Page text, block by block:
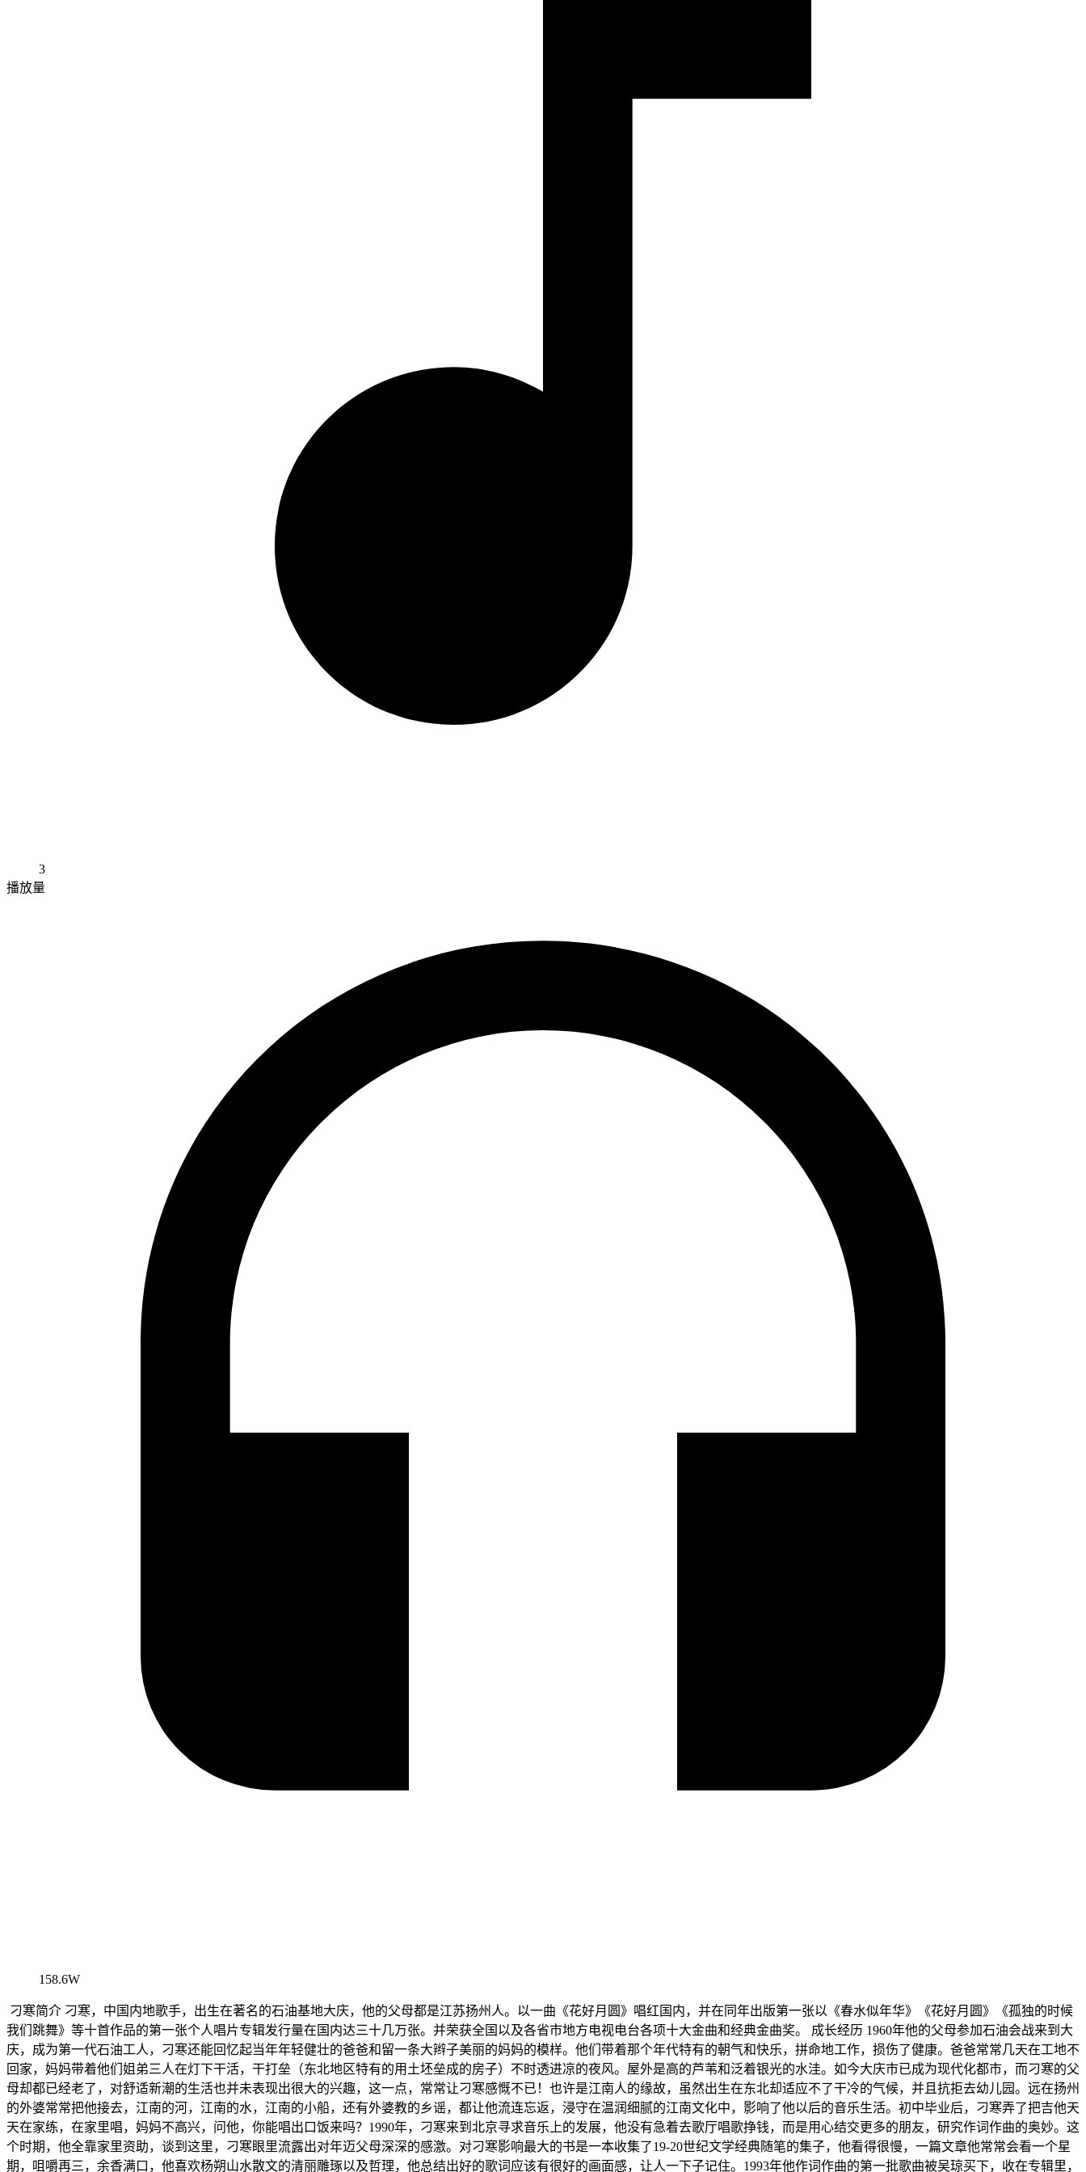
3
播放量
158.6W
刁寒简介 刁寒，中国内地歌手，出生在著名的石油基地大庆，他的父母都是江苏扬州人。以一曲《花好月圆》唱红国内，并在同年出版第一张以《春水似年华》《花好月圆》《孤独的时候
我们跳舞》等十首作品的第一张个人唱片专辑发行量在国内达三十几万张。并荣获全国以及各省市地方电视电台各项十大金曲和经典金曲奖。 成长经历 1960年他的父母参加石油会战来到大
庆，成为第一代石油工人，刁寒还能回忆起当年年轻健壮的爸爸和留一条大辫子美丽的妈妈的模样。他们带着那个年代特有的朝气和快乐，拼命地工作，损伤了健康。爸爸常常几天在工地不
回家，妈妈带着他们姐弟三人在灯下干活，干打垒（东北地区特有的用土坯垒成的房子）不时透进凉的夜风。屋外是高的芦苇和泛着银光的水洼。如今大庆市已成为现代化都市，而刁寒的父
母却都已经老了，对舒适新潮的生活也并未表现出很大的兴趣，这一点，常常让刁寒感慨不已！也许是江南人的缘故，虽然出生在东北却适应不了干冷的气候，并且抗拒去幼儿园。远在扬州
的外婆常常把他接去，江南的河，江南的水，江南的小船，还有外婆教的乡谣，都让他流连忘返，浸守在温润细腻的江南文化中，影响了他以后的音乐生活。初中毕业后，刁寒弄了把吉他天
天在家练，在家里唱，妈妈不高兴，问他，你能唱出口饭来吗？1990年，刁寒来到北京寻求音乐上的发展，他没有急着去歌厅唱歌挣钱，而是用心结交更多的朋友，研究作词作曲的奥妙。这
个时期，他全靠家里资助，谈到这里，刁寒眼里流露出对年迈父母深深的感激。对刁寒影响最大的书是一本收集了19-20世纪文学经典随笔的集子，他看得很慢，一篇文章他常常会看一个星
期，咀嚼再三，余香满口，他喜欢杨朔山水散文的清丽雕琢以及哲理，他总结出好的歌词应该有很好的画面感，让人一下子记住。1993年他作词作曲的第一批歌曲被吴琼买下，收在专辑里，